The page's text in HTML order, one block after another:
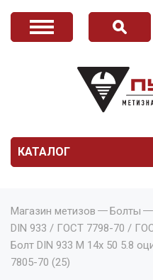
КАТАЛОГ
Магазин метизов
Болты
DIN 933 / ГОСТ 7798-70 /
Болт DIN 933 M 14x 50 5.8
7805-70 (25)